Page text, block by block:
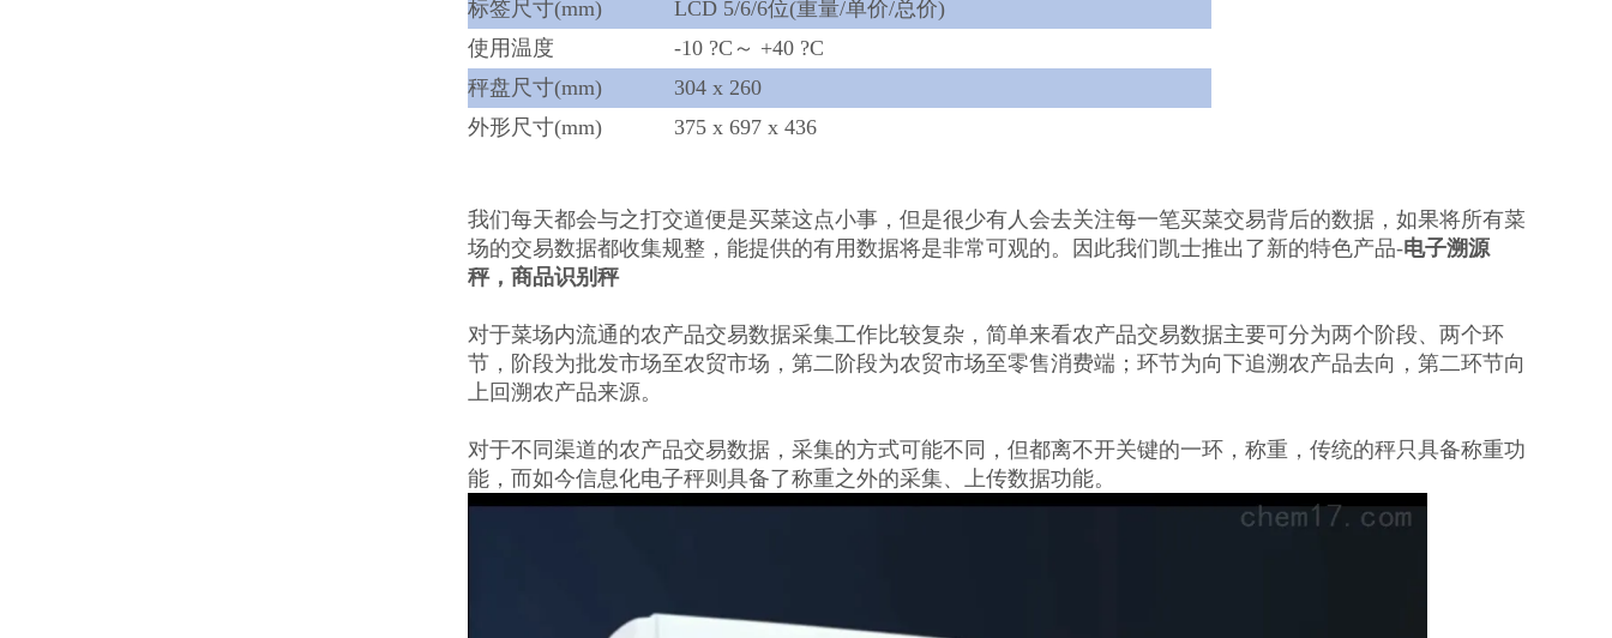
标签尺寸(mm)
LCD 5/6/6位(重量/单价/总价)
使用温度
-10 ?C～ +40 ?C
秤盘尺寸(mm)
304 x 260
外形尺寸(mm)
375 x 697 x 436
我们每天都会与之打交道便是买菜这点小事，但是很少有人会去关注每一笔买菜交易背后的数据，如果将所有菜
场的交易数据都收集规整，能提供的有用数据将是非常可观的。因此我们凯士推出了新的特色产品-电子溯源
秤，商品识别秤
对于菜场内流通的农产品交易数据采集工作比较复杂，简单来看农产品交易数据主要可分为两个阶段、两个环
节，阶段为批发市场至农贸市场，第二阶段为农贸市场至零售消费端；环节为向下追溯农产品去向，第二环节向
上回溯农产品来源。
对于不同渠道的农产品交易数据，采集的方式可能不同，但都离不开关键的一环，称重，传统的秤只具备称重功
能，而如今信息化电子秤则具备了称重之外的采集、上传数据功能。